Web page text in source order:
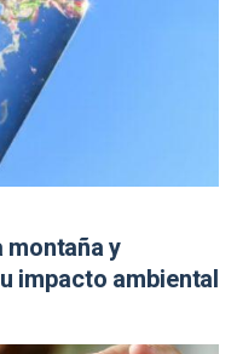
montaña y
impacto ambiental